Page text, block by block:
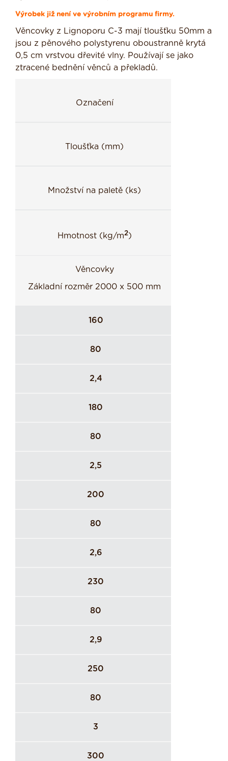
Výrobek již není ve výrobním programu firmy.
Věncovky z Lignoporu C-3 mají tloušťku 50mm a
jsou z pěnového polystyrenu oboustranně krytá
0,5 cm vrstvou dřevité vlny. Používají se jako
ztracené bednění věnců a překladů.
Označení
Tloušťka (mm)
Množství na paletě (ks)
Hmotnost (kg/m2)
Věncovky
Základní rozměr 2000 x 500 mm
160
80
2,4
180
80
2,5
200
80
2,6
230
80
2,9
250
80
3
300